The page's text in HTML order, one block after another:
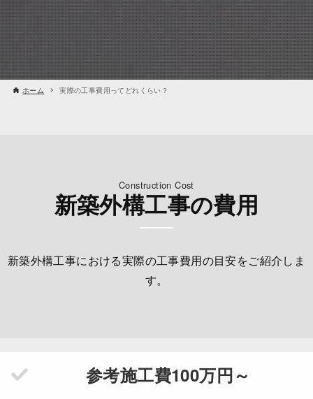
ホーム 実際の工事費用ってどれくらい？
Construction Cost
新築外構工事の費用
新築外構工事における実際の工事費用の目安をご紹介しま
す。
参考施工費100万円～